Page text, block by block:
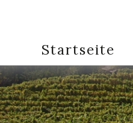
Startseite